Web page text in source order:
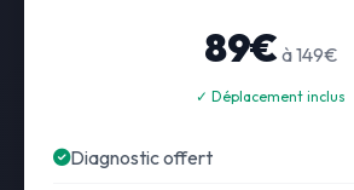
89€ à 149€
✓ Déplacement inclus
Diagnostic offert